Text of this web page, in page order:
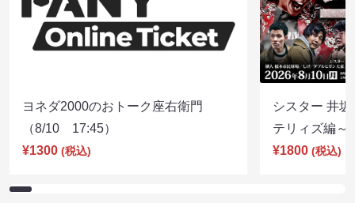
ヨネダ2000のおトーク座右衛門
（8/10 17:45）
¥1300 (税込)
シスター 井
テリィズ編
¥1800 (税込)